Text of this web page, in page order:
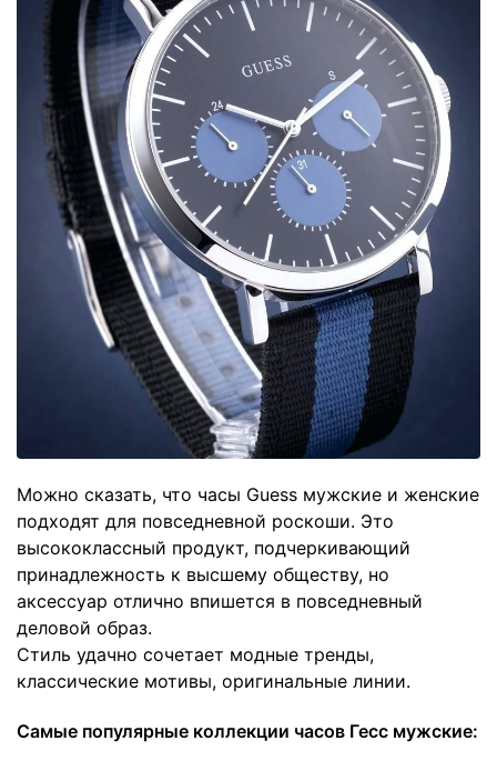
Можно сказать, что часы Guess мужские и женские
подходят для повседневной роскоши. Это
высококлассный продукт, подчеркивающий
принадлежность к высшему обществу, но
аксессуар отлично впишется в повседневный
деловой образ.
Стиль удачно сочетает модные тренды,
классические мотивы, оригинальные линии.
Самые популярные коллекции часов Гесс мужские: